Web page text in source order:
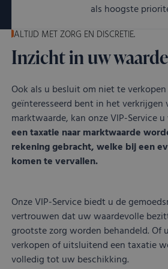
als hoogste
ALTIJD MET ZORG EN DISCRETIE.
Inzicht in uw waarde
Ook als u besluit om niet te
geïnteresseerd bent in het verkrijgen
marktwaarde, kan onze VIP-Service
een taxatie naar marktwaarde
rekening gebracht, welke bij een
komen te vervallen.
Onze VIP-Service biedt u de
vertrouwen dat uw waardevolle
grootste zorg worden behandeld. Of
verkopen of uitsluitend een taxatie
volledig tot uw beschikking.